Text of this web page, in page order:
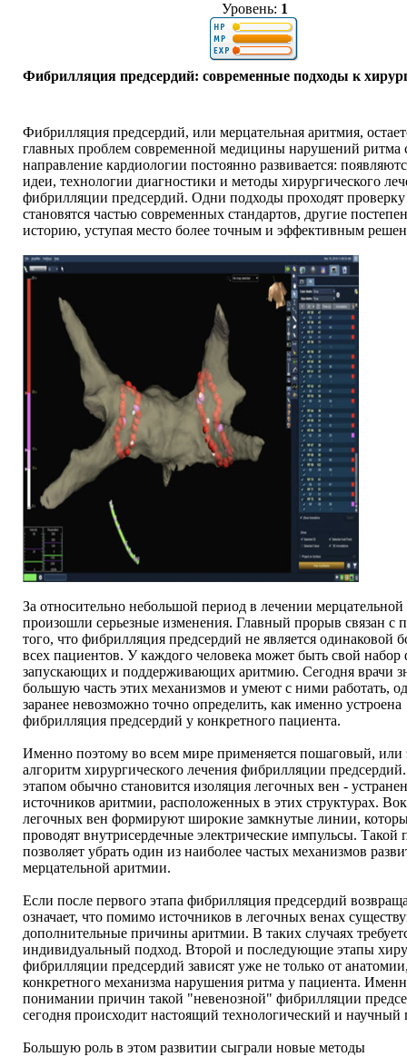
Уровень: 1
Фибрилляция предсердий: современные подходы к
Фибрилляция предсердий, или мерцательная аритмия,
главных проблем современной медицины нарушений ритма
направление кардиологии постоянно развивается:
идеи, технологии диагностики и методы хирургического
фибрилляции предсердий. Одни подходы проходят
становятся частью современных стандартов, другие
историю, уступая место более точным и эффективным
За относительно небольшой период в лечении
произошли серьезные изменения. Главный прорыв связан с
того, что фибрилляция предсердий не является одинаковой
всех пациентов. У каждого человека может быть свой набор
запускающих и поддерживающих аритмию. Сегодня врачи
большую часть этих механизмов и умеют с ними работать,
заранее невозможно точно определить, как именно устроена
фибрилляция предсердий у конкретного пациента.
Именно поэтому во всем мире применяется пошаговый, или
алгоритм хирургического лечения фибрилляции
этапом обычно становится изоляция легочных вен -
источников аритмии, расположенных в этих структурах.
легочных вен формируют широкие замкнутые линии,
проводят внутрисердечные электрические импульсы. Такой
позволяет убрать один из наиболее частых механизмов
мерцательной аритмии.
Если после первого этапа фибрилляция предсердий
означает, что помимо источников в легочных венах
дополнительные причины аритмии. В таких случаях
индивидуальный подход. Второй и последующие этапы
фибрилляции предсердий зависят уже не только от
конкретного механизма нарушения ритма у пациента.
понимании причин такой "невенозной" фибрилляции
сегодня происходит настоящий технологический и научный
Большую роль в этом развитии сыграли новые методы